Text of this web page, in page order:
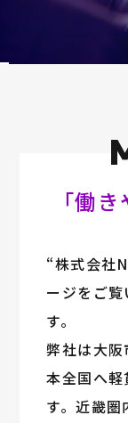
「働
“株式会社
ージをご
す。
弊社は大
本全国へ
す。近畿